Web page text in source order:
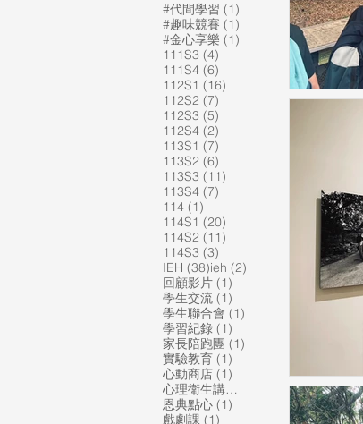
#代間學習 (1)
#趣味競賽 (1)
#金心享樂 (1)
111S3 (4)
111S4 (6)
112S1 (16)
112S2 (7)
112S3 (5)
112S4 (2)
113S1 (7)
113S2 (6)
113S3 (11)
113S4 (7)
114 (1)
114S1 (20)
114S2 (11)
114S3 (3)
IEH (38)38 篇文章
ieh (2)
回顧影片 (1)
學生交流 (1)
學生聯合會 (1)
學習紀錄 (1)
家長陪跑團 (1)
實驗教育 (1)
心動商店 (1)
心理衛生講座
1 篇文章
恩典點心 (1)
戲劇課 (1)